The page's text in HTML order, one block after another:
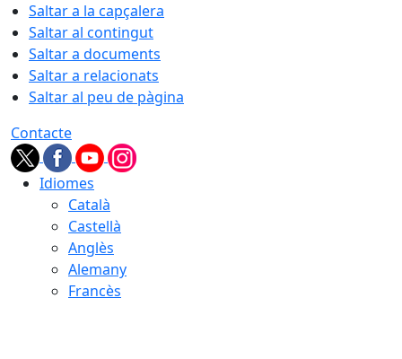
Saltar a la capçalera
Saltar al contingut
Saltar a documents
Saltar a relacionats
Saltar al peu de pàgina
Contacte
Idiomes
Català
Castellà
Anglès
Alemany
Francès